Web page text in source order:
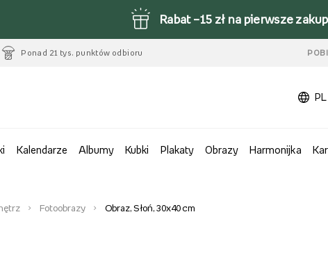
Rabat –15 zł na pierwsze
Ponad 21 tys. punktów odbioru
PL
Kalendarze Albumy Kubki Plakaty Obrazy Harmonijka
Fotoobrazy Obraz, Słoń, 30x40 cm